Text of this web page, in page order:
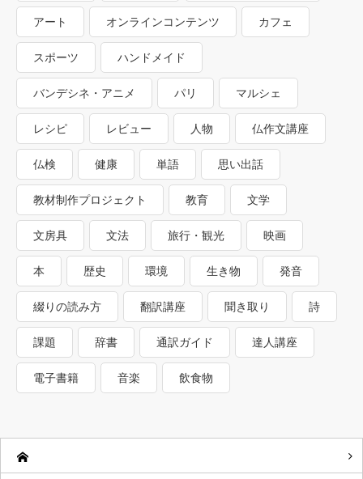
アート オンラインコンテンツ カフェ
スポーツ ハンドメイド
バンデシネ・アニメ パリ マルシェ
レシピ レビュー 人物 仏作文講座
仏検 健康 単語 思い出話
教材制作プロジェクト 教育 文学
文房具 文法 旅行・観光 映画
本 歴史 環境 生き物 発音
綴りの読み方 翻訳講座 聞き取り 詩
課題 辞書 通訳ガイド 達人講座
電子書籍 音楽 飲食物